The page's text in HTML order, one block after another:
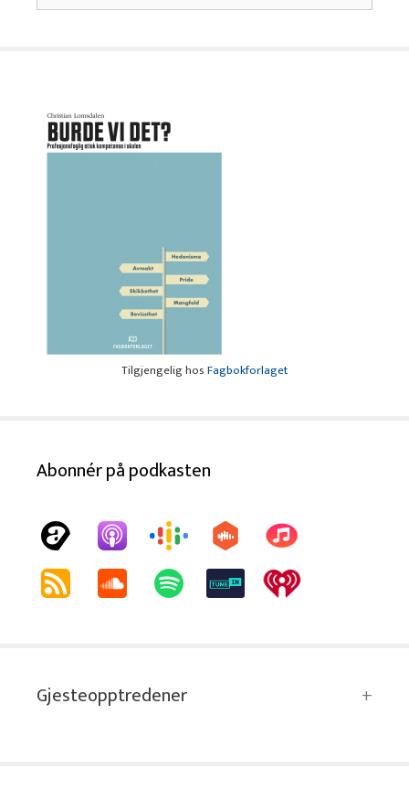
Tilgjengelig hosFagbokforlaget
Abonnér på podkasten
Gjesteopptredener